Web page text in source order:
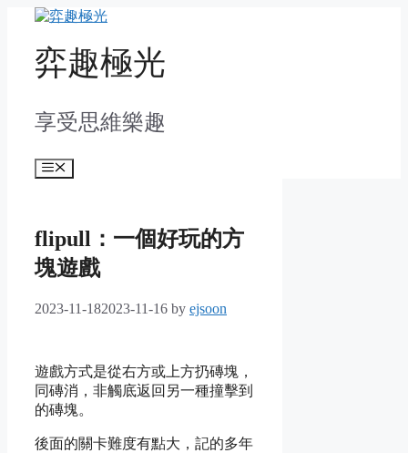
content弈趣極光
享受思維樂趣
Menu
flipull：一個好玩的方
塊遊戲
2023-11-182023-11-16 by ejsoon
遊戲方式是從右方或上方扔磚塊，
同磚消，非觸底返回另一種撞擊到
的磚塊。
後面的關卡難度有點大，記的多年